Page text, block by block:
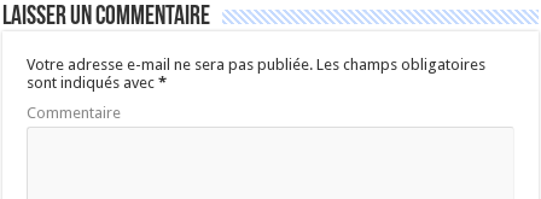
Laisser un commentaire
Votre adresse e-mail ne sera pas publiée. Les champs obligatoires
sont indiqués avec*
Commentaire